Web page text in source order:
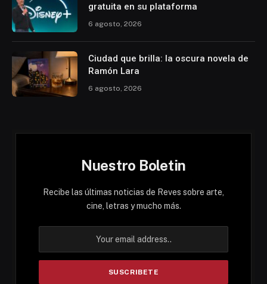
gratuita en su plataforma
6 agosto, 2026
Ciudad que brilla: la oscura novela de
Ramón Lara
6 agosto, 2026
Nuestro Boletin
Recibe las últimas noticias de Reves sobre arte,
cine, letras y mucho más.